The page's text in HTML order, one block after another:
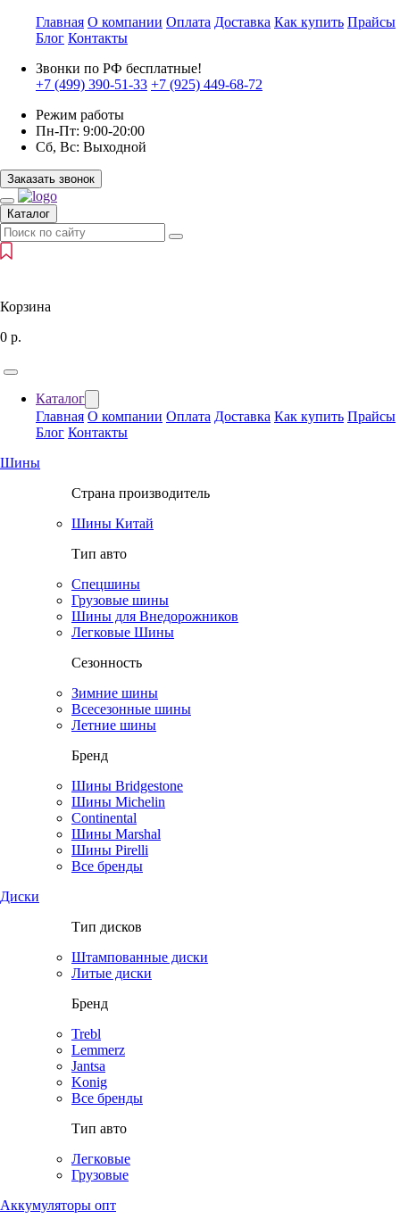
Главная О компании Оплата Доставка Как купить Прайсы
Блог Контакты
Звонки по РФ бесплатные!
+7 (499) 390-51-33 +7 (925) 449-68-72
Режим работы
Пн-Пт: 9:00-20:00
Сб, Вс: Выходной
Заказать звонок
Каталог
Корзина
0 р.
Каталог
Главная О компании Оплата Доставка Как купить Прайсы
Блог Контакты
Шины
Страна производитель
Шины Китай
Тип авто
Спецшины
Грузовые шины
Шины для Внедорожников
Легковые Шины
Сезонность
Зимние шины
Всесезонные шины
Летние шины
Бренд
Шины Bridgestone
Шины Michelin
Continental
Шины Marshal
Шины Pirelli
Все бренды
Диски
Тип дисков
Штампованные диски
Литые диски
Бренд
Trebl
Lemmerz
Jantsa
Konig
Все бренды
Тип авто
Легковые
Грузовые
Аккумуляторы опт